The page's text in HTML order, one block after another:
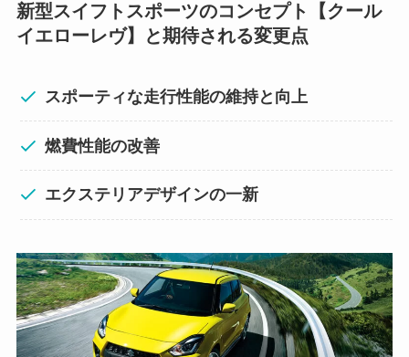
新型スイフトスポーツのコンセプト【クール
イエローレヴ】と期待される変更点
スポーティな走行性能の維持と向上
燃費性能の改善
エクステリアデザインの一新